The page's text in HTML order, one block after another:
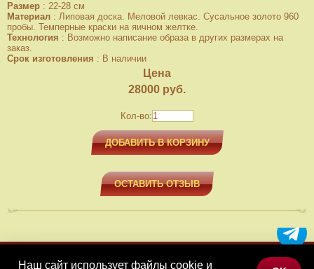
Размер : 22-28 см
Материал : Липовая доска. Меловой левкас. Сусальное золото 960
пробы. Темперные краски на яичном желтке.
Технология : Возможно написание образа в других размерах на
заказ.
Срок изготовления : В наличии
Цена
28000 руб.
Кол-во:
ДОБАВИТЬ В КОРЗИНУ
ОСТАВИТЬ ОТЗЫВ
МЕНЮ
Наш сайт использует файлы cookie и